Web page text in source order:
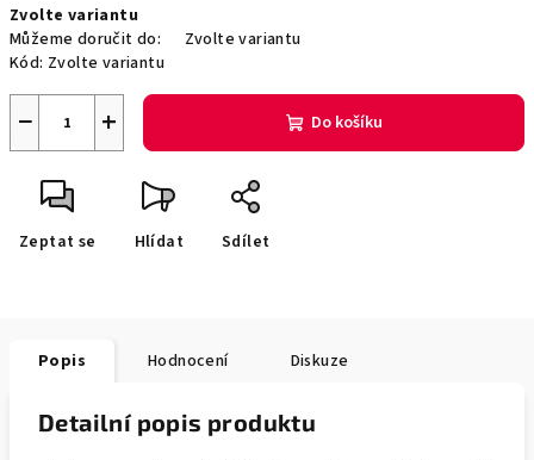
cena:
Zvolte variantu
Můžeme doručit do:
Zvolte variantu
Kód: Zvolte variantu
+
− Do košíku
Zeptat se Hlídat Sdílet
Popis Hodnocení Diskuze
Detailní popis produktu